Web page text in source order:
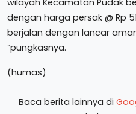
wilayah Kecamatan Pudak
dengan harga persak @ Rp
berjalan dengan lancar
“pungkasnya.
(humas)
Baca berita lainnya di